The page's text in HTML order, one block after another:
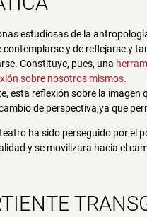
estudiosas de la
contemplarse y de reflejarse y
Constituye, pues, una
sobre nosotros mismos.
esta reflexión sobre la imagen
de perspectiva,ya que
ha sido perseguido por el
y se movilizara hacia el